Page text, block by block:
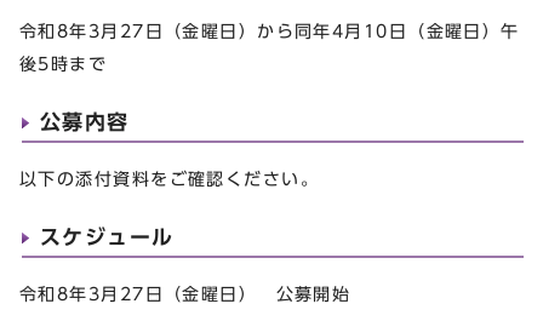
令和8年3月27日（金曜日）から同年4月10日（金曜日）午
後5時まで
公募内容
以下の添付資料をご確認ください。
スケジュール
令和8年3月27日（金曜日） 公募開始